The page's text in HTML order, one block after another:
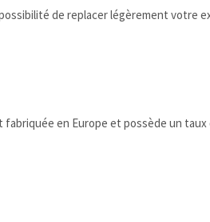
de replacer légèrement votre
fabriquée en Europe et possède un taux